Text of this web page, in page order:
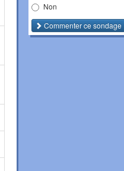
Non
Commenterce sondage